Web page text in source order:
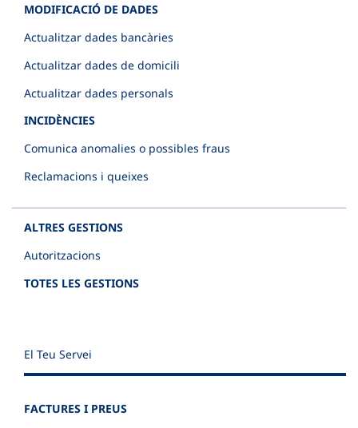
MODIFICACIÓ DE DADES
Actualitzar dades bancàries
Actualitzar dades de domicili
Actualitzar dades personals
INCIDÈNCIES
Comunica anomalies o possibles fraus
Reclamacions i queixes
ALTRES GESTIONS
Autoritzacions
TOTES LES GESTIONS
El Teu Servei
FACTURES I PREUS